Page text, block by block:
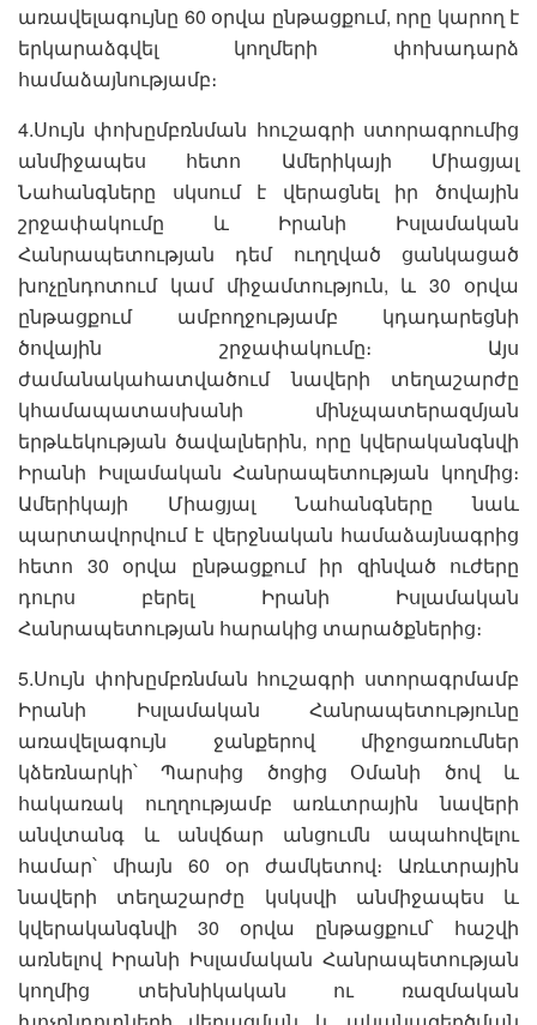
առավելագույնը 60 օրվա ընթացքում, որը կարող է
երկարաձգվել կողմերի փոխադարձ
համաձայնությամբ։
4.Սույն փոխըմբռնման հուշագրի ստորագրումից
անմիջապես հետո Ամերիկայի Միացյալ
Նահանգները սկսում է վերացնել իր ծովային
շրջափակումը և Իրանի Իսլամական
Հանրապետության դեմ ուղղված ցանկացած
խոչընդոտում կամ միջամտություն, և 30 օրվա
ընթացքում ամբողջությամբ կդադարեցնի
ծովային շրջափակումը։ Այս
ժամանակահատվածում նավերի տեղաշարժը
կհամապատասխանի մինչպատերազմյան
երթևեկության ծավալներին, որը կվերականգնվի
Իրանի Իսլամական Հանրապետության կողմից։
Ամերիկայի Միացյալ Նահանգները նաև
պարտավորվում է վերջնական համաձայնագրից
հետո 30 օրվա ընթացքում իր զինված ուժերը
դուրս բերել Իրանի Իսլամական
Հանրապետության հարակից տարածքներից։
5.Սույն փոխըմբռնման հուշագրի ստորագրմամբ
Իրանի Իսլամական Հանրապետությունը
առավելագույն ջանքերով միջոցառումներ
կձեռնարկի՝ Պարսից ծոցից Օմանի ծով և
հակառակ ուղղությամբ առևտրային նավերի
անվտանգ և անվճար անցումն ապահովելու
համար՝ միայն 60 օր ժամկետով։ Առևտրային
նավերի տեղաշարժը կսկսվի անմիջապես և
կվերականգնվի 30 օրվա ընթացքում՝ հաշվի
առնելով Իրանի Իսլամական Հանրապետության
կողմից տեխնիկական ու ռազմական